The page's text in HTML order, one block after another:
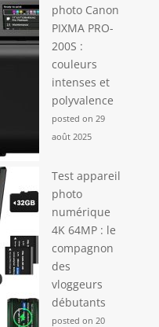
photo Canon
PIXMA PRO-
200S :
couleurs
intenses et
polyvalence
posted on 29
août 2025
Test appareil
photo
numérique
4K 64MP : le
compagnon
des
vloggeurs
débutants
posted on 20